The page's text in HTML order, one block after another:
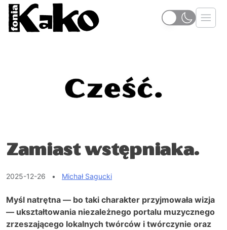
Zamiast wstępniaka.
2025-12-26 • Michał Sagucki
Myśl natrętna — bo taki charakter przyjmowała wizja
— ukształtowania niezależnego portalu muzycznego
zrzeszającego lokalnych twórców i twórczynie oraz